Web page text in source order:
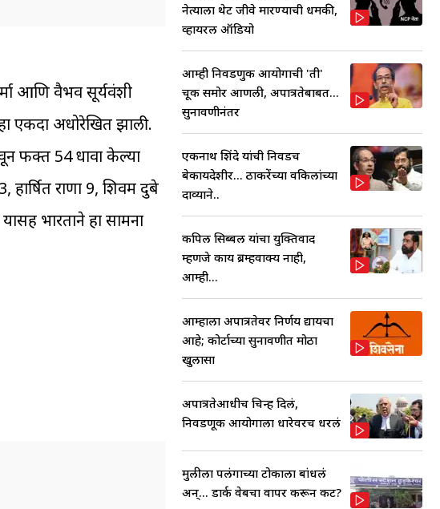
आणि वैभव सूर्यवंशी
एकदा अधोरेखित झाली.
फक्त 54 धावा केल्या
राणा 9, शिवम दुबे
भारताने हा सामना
नेत्याला थेट जीवे मारण्याची धमकी,
व्हायरल ऑडियो
आम्ही निवडणुक आयोगाची 'ती'
चूक समोर आणली, अपात्रतेबाबत...
सुनावणीनंतर
एकनाथ शिंदे यांची निवडच
बेकायदेशीर... ठाकरेंच्या वकिलांच्या
दाव्याने..
कपिल सिब्बल यांचा युक्तिवाद
म्हणजे काय ब्रम्हवाक्य नाही,
आम्ही...
आम्हाला अपात्रतेवर निर्णय द्यायचा
आहे; कोर्टाच्या सुनावणीत मोठा
खुलासा
अपात्रतेआधीच चिन्ह दिलं,
निवडणूक आयोगाला धारेवरच धरलं
मुलीला पलंगाच्या टोकाला बांधलं
अन्... डार्क वेबचा वापर करून कट?